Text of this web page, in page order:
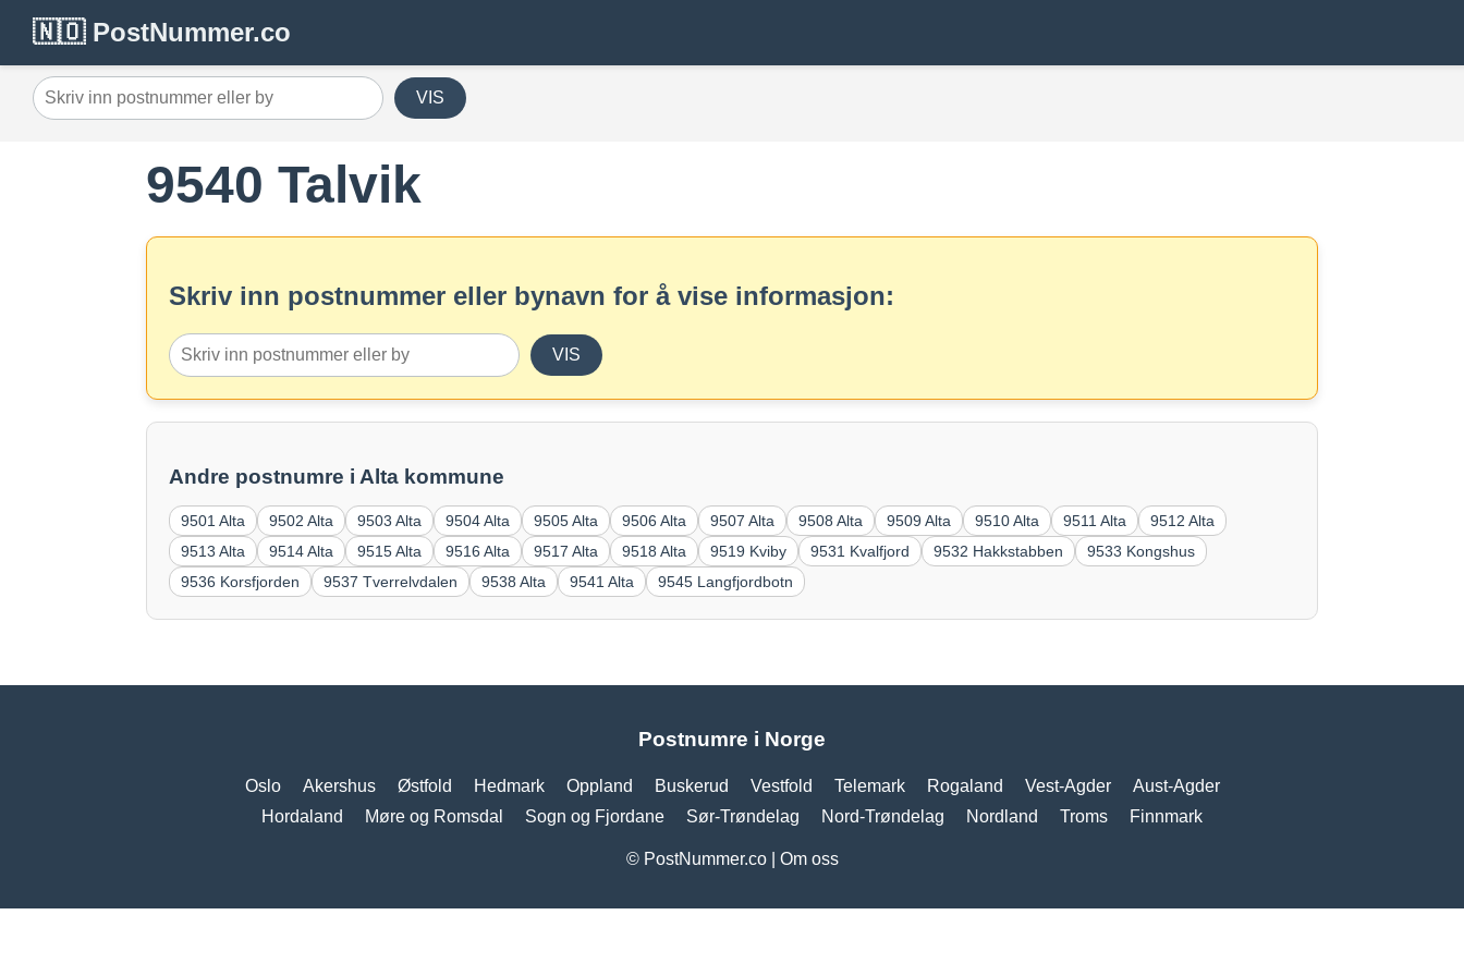
🇳🇴 PostNummer.co
VIS
9540 Talvik
Skriv inn postnummer eller bynavn for å vise informasjon:
VIS
Andre postnumre i Alta kommune
9501 Alta 9502 Alta 9503 Alta 9504 Alta 9505 Alta 9506 Alta 9507 Alta 9508 Alta 9509 Alta 9510 Alta 9511 Alta
9512 Alta
9513 Alta
9514 Alta 9515 Alta 9516 Alta 9517 Alta 9518 Alta 9519 Kviby 9531 Kvalfjord 9532 Hakkstabben
9533 Kongshus
9536 Korsfjorden
9537 Tverrelvdalen 9538 Alta 9541 Alta 9545 Langfjordbotn
Postnumre i Norge
Oslo Akershus Østfold Hedmark Oppland Buskerud Vestfold Telemark Rogaland Vest-Agder
Aust-Agder
Hordaland
Møre og Romsdal Sogn og Fjordane Sør-Trøndelag Nord-Trøndelag Nordland Troms Finnmark
© PostNummer.co | Om oss